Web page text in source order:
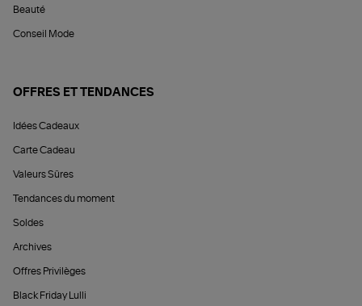
Beauté
Conseil Mode
OFFRES ET TENDANCES
Idées Cadeaux
Carte Cadeau
Valeurs Sûres
Tendances du moment
Soldes
Archives
Offres Privilèges
Black Friday Lulli